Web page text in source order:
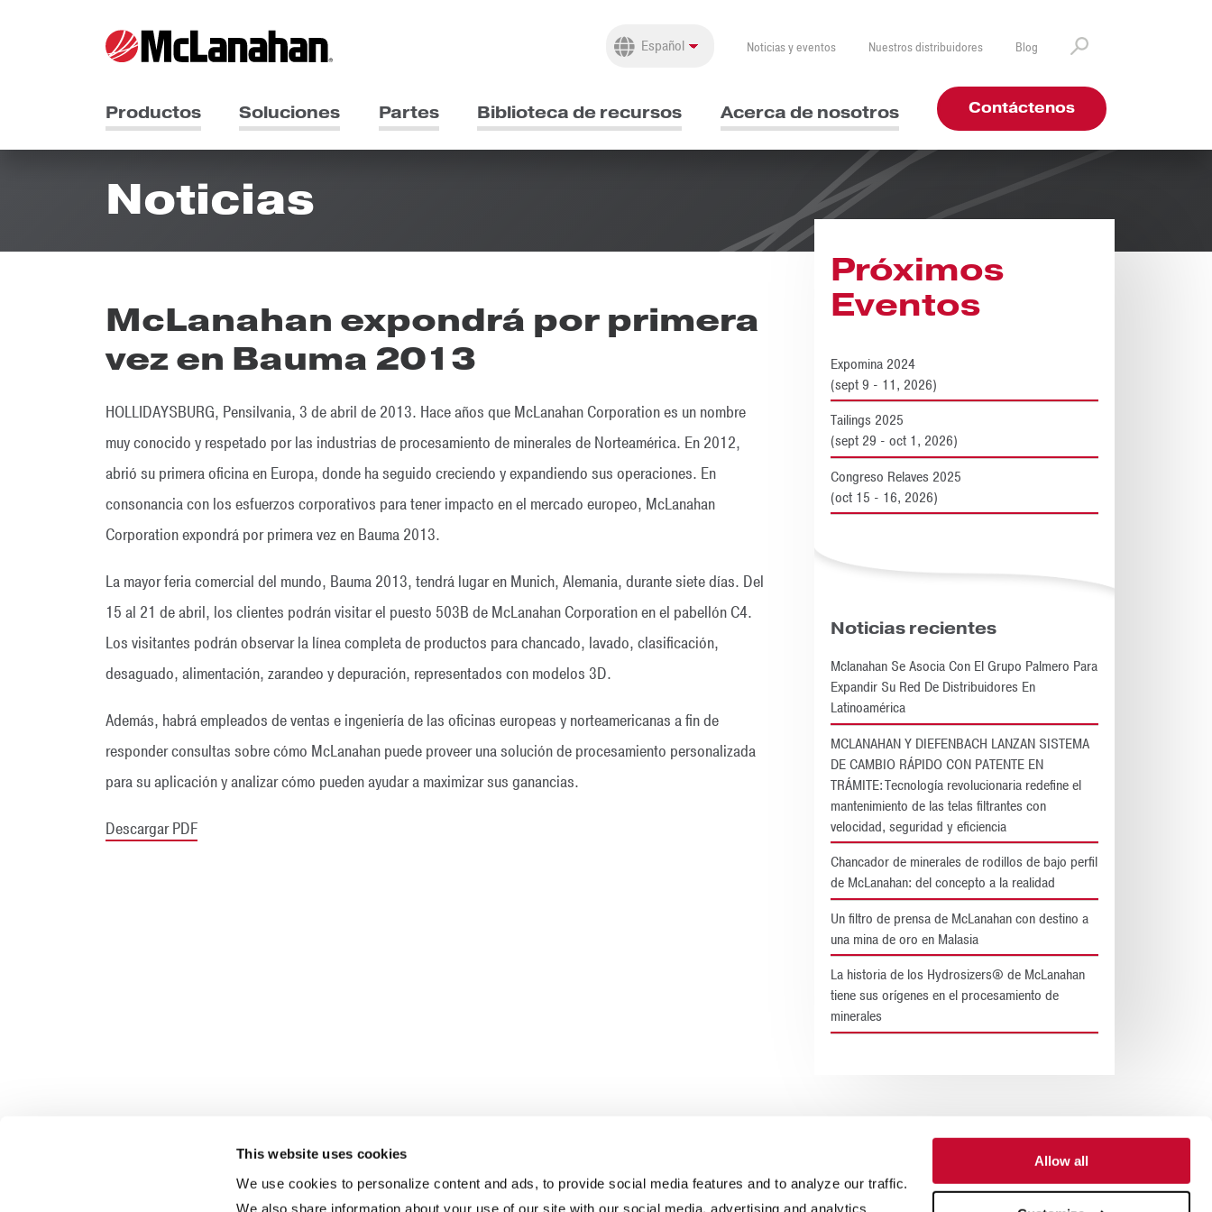
This website uses cookies
We use cookies to personalize content and ads, to provide social media features and to analyze our traffic.
We also share information about your use of our site with our social media, advertising and analytics
Allow all
Noticias y eventos Nuestros distribuidores Blog
Productos Soluciones Partes Biblioteca de recursos Acerca de nosotros Contáctenos
Noticias
McLanahan expondrá por primera
vez en Bauma 2013
HOLLIDAYSBURG, Pensilvania, 3 de abril de 2013. Hace años que McLanahan Corporation es un nombre
muy conocido y respetado por las industrias de procesamiento de minerales de Norteamérica. En 2012,
abrió su primera oficina en Europa, donde ha seguido creciendo y expandiendo sus operaciones. En
consonancia con los esfuerzos corporativos para tener impacto en el mercado europeo, McLanahan
Corporation expondrá por primera vez en Bauma 2013.
La mayor feria comercial del mundo, Bauma 2013, tendrá lugar en Munich, Alemania, durante siete días. Del
15 al 21 de abril, los clientes podrán visitar el puesto 503B de McLanahan Corporation en el pabellón C4.
Los visitantes podrán observar la línea completa de productos para chancado, lavado, clasificación,
desaguado, alimentación, zarandeo y depuración, representados con modelos 3D.
Además, habrá empleados de ventas e ingeniería de las oficinas europeas y norteamericanas a fin de
responder consultas sobre cómo McLanahan puede proveer una solución de procesamiento personalizada
para su aplicación y analizar cómo pueden ayudar a maximizar sus ganancias.
Descargar PDF
Próximos
Eventos
Expomina 2024
(sept 9 - 11, 2026)
Tailings 2025
(sept 29 - oct 1, 2026)
Congreso Relaves 2025
(oct 15 - 16, 2026)
Noticias recientes
Mclanahan Se Asocia Con El Grupo Palmero Para
Expandir Su Red De Distribuidores En
Latinoamérica
MCLANAHAN Y DIEFENBACH LANZAN SISTEMA
DE CAMBIO RÁPIDO CON PATENTE EN
TRÁMITE: Tecnología revolucionaria redefine el
mantenimiento de las telas filtrantes con
velocidad, seguridad y eficiencia
Chancador de minerales de rodillos de bajo perfil
de McLanahan: del concepto a la realidad
Un filtro de prensa de McLanahan con destino a
una mina de oro en Malasia
La historia de los Hydrosizers® de McLanahan
tiene sus orígenes en el procesamiento de
minerales